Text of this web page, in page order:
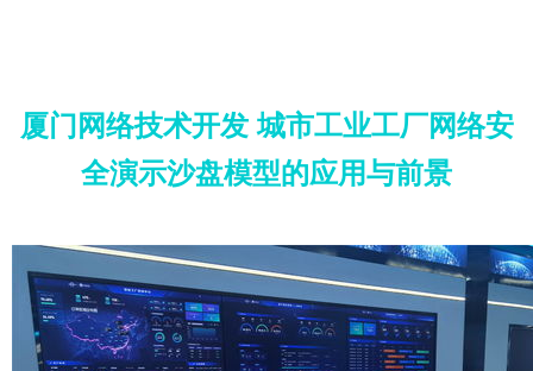
厦门网络技术开发 城市工业工厂网络安
全演示沙盘模型的应用与前景